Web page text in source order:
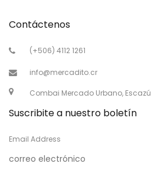
Contáctenos
(+506) 4112 1261
info@mercadito.cr
Combai Mercado Urbano, Escazú
Suscribite a nuestro boletín
Email Address